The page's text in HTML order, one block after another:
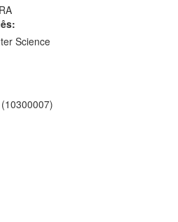
e Comunicações
Science